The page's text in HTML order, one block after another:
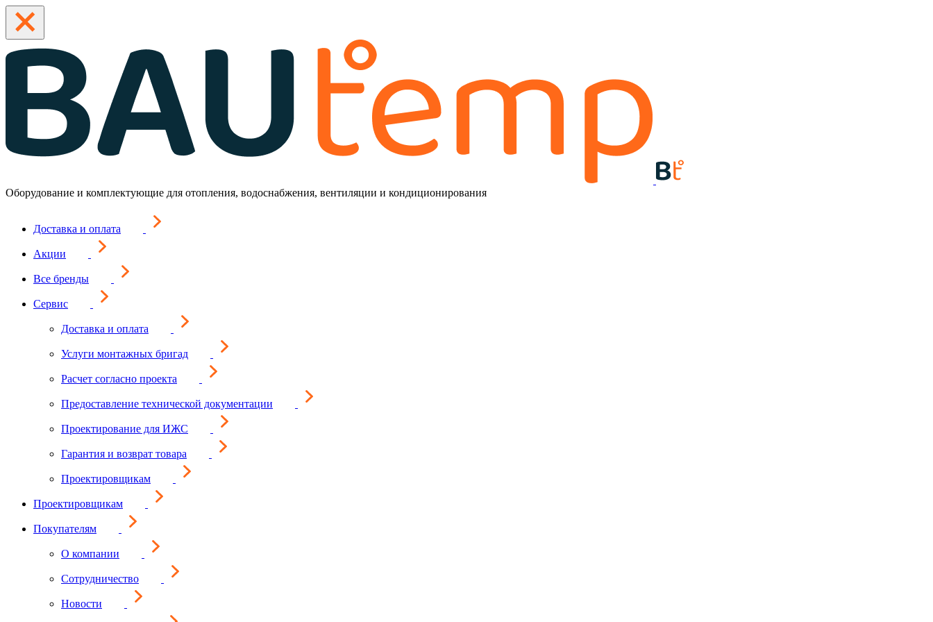
Оборудование и комплектующие для отопления, водоснабжения, вентиляции и кондиционирования
Доставка и оплата
Акции
Все бренды
Сервис
Доставка и оплата
Услуги монтажных бригад
Расчет согласно проекта
Предоставление технической документации
Проектирование для ИЖС
Гарантия и возврат товара
Проектировщикам
Проектировщикам
Покупателям
О компании
Сотрудничество
Новости